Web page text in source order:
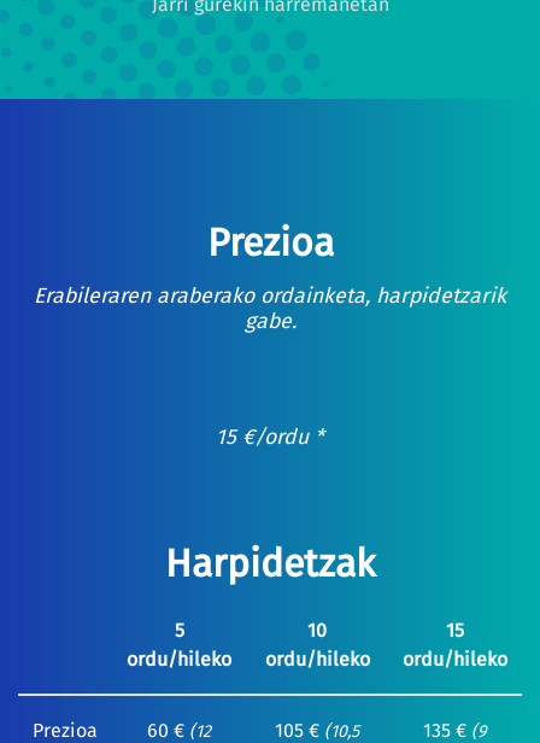
Prezioa
Erabileraren araberako ordainketa, harpidetzarik
gabe.
15 €/ordu *
Harpidetzak
5
ordu/hileko
10
ordu/hileko
15
ordu/hileko
Prezioa 60 € (12
105 € (10,5
135 € (9